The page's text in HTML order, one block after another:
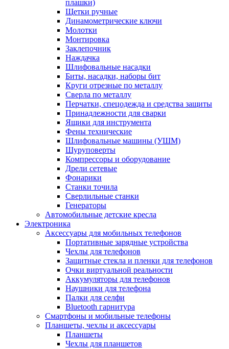
плашки)
Щетки ручные
Динамометрические ключи
Молотки
Монтировка
Заклепочник
Наждачка
Шлифовальные насадки
Биты, насадки, наборы бит
Круги отрезные по металлу
Сверла по металлу
Перчатки, спецодежда и средства защиты
Принадлежности для сварки
Ящики для инструмента
Фены технические
Шлифовальные машины (УШМ)
Шуруповерты
Компрессоры и оборудование
Дрели сетевые
Фонарики
Станки точила
Сверлильные станки
Генераторы
Автомобильные детские кресла
Электроника
Аксессуары для мобильных телефонов
Портативные зарядные устройства
Чехлы для телефонов
Защитные стекла и пленки для телефонов
Очки виртуальной реальности
Аккумуляторы для телефонов
Наушники для телефона
Палки для селфи
Bluetooth гарнитура
Смартфоны и мобильные телефоны
Планшеты, чехлы и аксессуары
Планшеты
Чехлы для планшетов